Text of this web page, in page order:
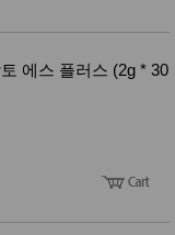
에스 플러스 (2g * 30